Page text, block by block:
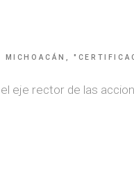
MICHOACÁN,
eje rector de las